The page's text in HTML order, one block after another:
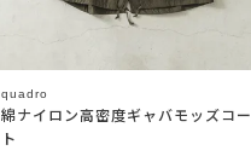
quadro
綿ナイロン高密度ギャバモッズコー
ト